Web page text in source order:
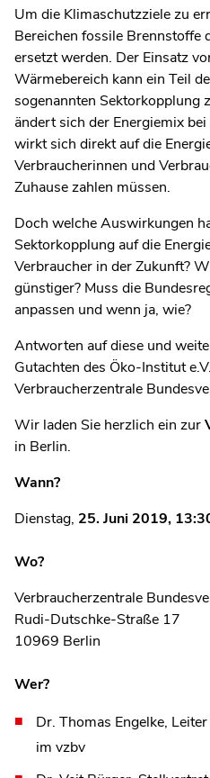
Um die Klimaschutzziele zu
Bereichen fossile Brennstoffe
ersetzt werden. Der Einsatz
Wärmebereich kann ein Teil
sogenannten Sektorkopplung
ändert sich der Energiemix
wirkt sich direkt auf die
Verbraucherinnen und
Zuhause zahlen müssen.
Doch welche Auswirkungen
Sektorkopplung auf die
Verbraucher in der Zukunft?
günstiger? Muss die
anpassen und wenn ja, wie?
Antworten auf diese und
Gutachten des Öko-Institut
Verbraucherzentrale
Wir laden Sie herzlich ein zur
in Berlin.
Wann?
Dienstag, 25. Juni 2019,
Wo?
Verbraucherzentrale
Rudi-Dutschke-Straße 17
10969 Berlin
Wer?
Dr. Thomas Engelke,
im vzbv